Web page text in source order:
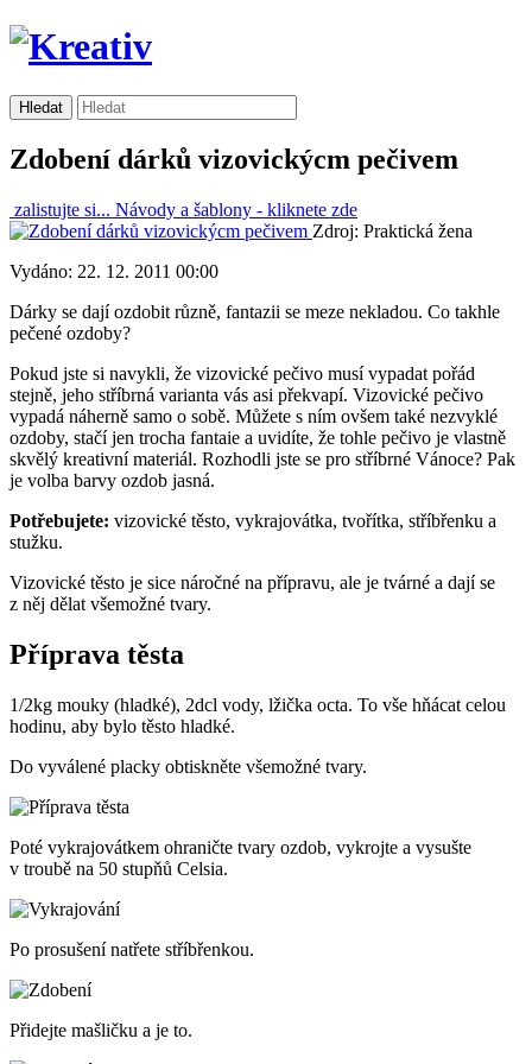
Zdobení dárků vizovickýcm pečivem
zalistujte si... Návody a šablony - kliknete zde
Zdroj: Praktická žena
Vydáno: 22. 12. 2011 00:00
Dárky se dají ozdobit různě, fantazii se meze nekladou. Co takhle
pečené ozdoby?
Pokud jste si navykli, že vizovické pečivo musí vypadat pořád
stejně, jeho stříbrná varianta vás asi překvapí. Vizovické pečivo
vypadá náherně samo o sobě. Můžete s ním ovšem také nezvyklé
ozdoby, stačí jen trocha fantaie a uvidíte, že tohle pečivo je vlastně
skvělý kreativní materiál. Rozhodli jste se pro stříbrné Vánoce? Pak
je volba barvy ozdob jasná.
Potřebujete: vizovické těsto, vykrajovátka, tvořítka, stříbřenku a
stužku.
Vizovické těsto je sice náročné na přípravu, ale je tvárné a dají se
z něj dělat všemožné tvary.
Příprava těsta
1/2kg mouky (hladké), 2dcl vody, lžička octa. To vše hňácat celou
hodinu, aby bylo těsto hladké.
Do vyválené placky obtiskněte všemožné tvary.
Poté vykrajovátkem ohraničte tvary ozdob, vykrojte a vysušte
v troubě na 50 stupňů Celsia.
Po prosušení natřete stříbřenkou.
Přidejte mašličku a je to.